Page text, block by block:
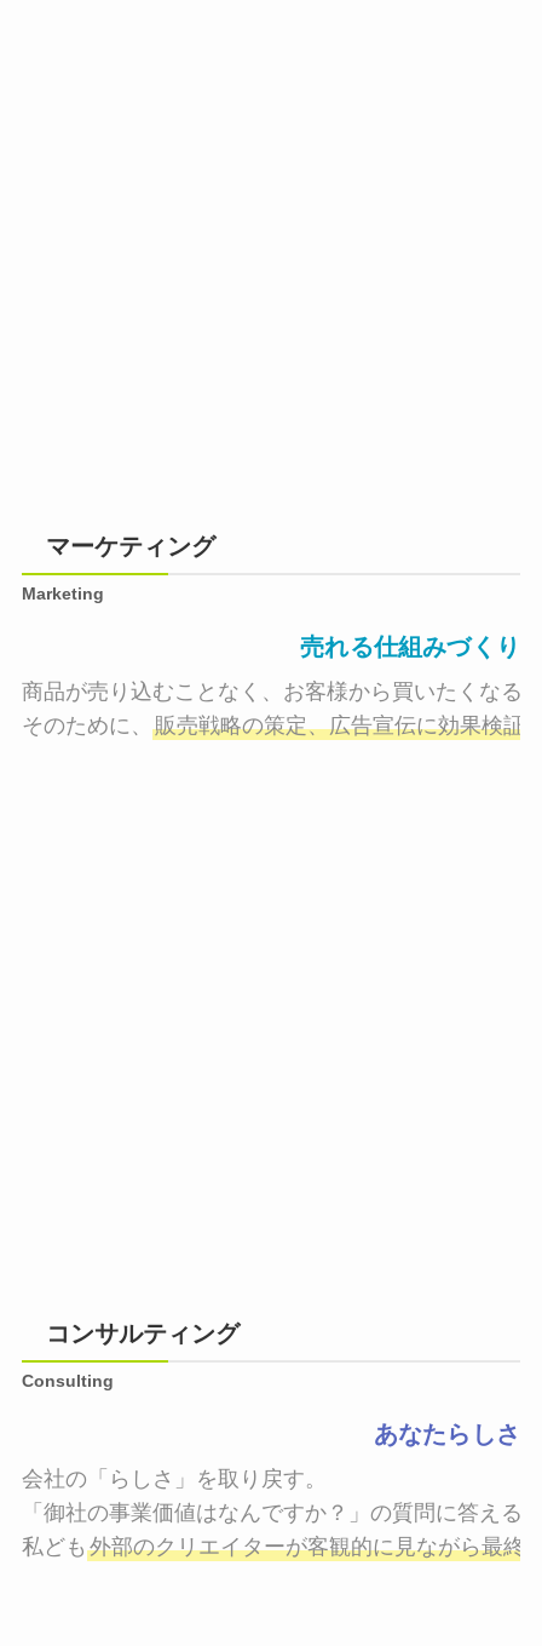
マーケティング
Marketing
売れる仕組みづくり
商品が売り込むことなく、お客様から買いたくなる
そのために、 販売戦略の策定、広告宣伝に効果検証
コンサルティング
Consulting
あなたらしさ
会社の「らしさ」を取り戻す。
「御社の事業価値はなんですか？」の質問に答える
私ども 外部のクリエイターが客観的に見ながら最終